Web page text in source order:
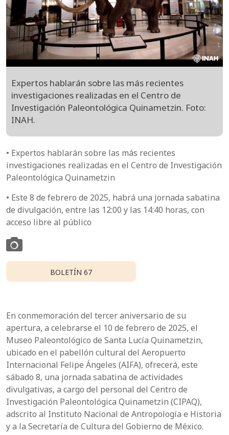
Expertos hablarán sobre las más recientes
investigaciones realizadas en el Centro de
Investigación Paleontológica Quinametzin. Foto:
INAH.
• Expertos hablarán sobre las más recientes
investigaciones realizadas en el Centro de Investigación
Paleontológica Quinametzin
• Este 8 de febrero de 2025, habrá una jornada sabatina
de divulgación, entre las 12:00 y las 14:40 horas, con
acceso libre al público
BOLETÍN 67
En conmemoración del tercer aniversario de su
apertura, a celebrarse el 10 de febrero de 2025, el
Museo Paleontológico de Santa Lucía Quinametzin,
ubicado en el pabellón cultural del Aeropuerto
Internacional Felipe Ángeles (AIFA), ofrecerá, este
sábado 8, una jornada sabatina de actividades
divulgativas, a cargo del personal del Centro de
Investigación Paleontológica Quinametzin (CIPAQ),
adscrito al Instituto Nacional de Antropología e Historia
y a la Secretaría de Cultura del Gobierno de México.